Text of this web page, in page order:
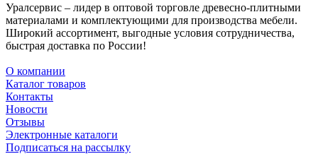
Уралсервис – лидер в оптовой торговле древесно-плитными
материалами и комплектующими для производства мебели.
Широкий ассортимент, выгодные условия сотрудничества,
быстрая доставка по России!
О компании
Каталог товаров
Контакты
Новости
Отзывы
Электронные каталоги
Подписаться на рассылку